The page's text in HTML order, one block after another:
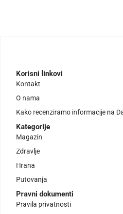
Korisni linkovi
Kontakt
O nama
Kako recenziramo informacije na
Kategorije
Magazin
Zdravlje
Hrana
Putovanja
Pravni dokumenti
Pravila privatnosti